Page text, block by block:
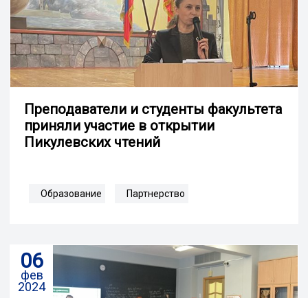
Преподаватели и студенты факультета
приняли участие в открытии
Пикулевских чтений
Образование Партнерство
06
фев
2024